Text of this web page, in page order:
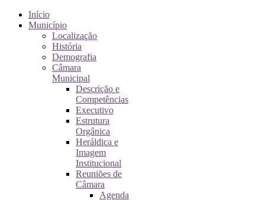
Início
Município
Localização
História
Demografia
Câmara
Municipal
Descrição e
Competências
Executivo
Estrutura
Orgânica
Heráldica e
Imagem
Institucional
Reuniões de
Câmara
Agenda